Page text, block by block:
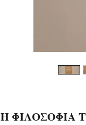
Η ΦΙΛΟΣΟΦΙΑ